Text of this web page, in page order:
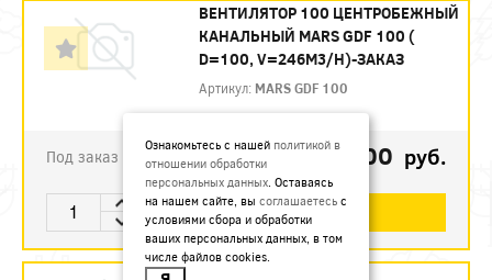
ВЕНТИЛЯТОР 100 ЦЕНТРОБЕЖНЫЙ
КАНАЛЬНЫЙ MARS GDF 100 (
D=100, V=246M3/H)-ЗАКАЗ
Артикул: MARS GDF 100
Под заказ 5300 руб.
В КОРЗИНУ
Ознакомьтесь с нашей политикой в
отношении обработки
персональных данных. Оставаясь
на нашем сайте, вы соглашаетесь с
условиями сбора и обработки
ваших персональных данных, в том
числе файлов cookies.